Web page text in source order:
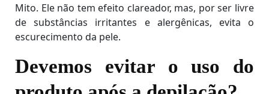
Mito. Ele não tem efeito clareador, mas, por ser livre
de substâncias irritantes e alergênicas, evita o
escurecimento da pele.
Devemos evitar o uso do